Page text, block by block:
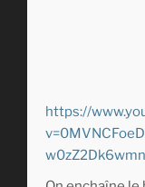
https://